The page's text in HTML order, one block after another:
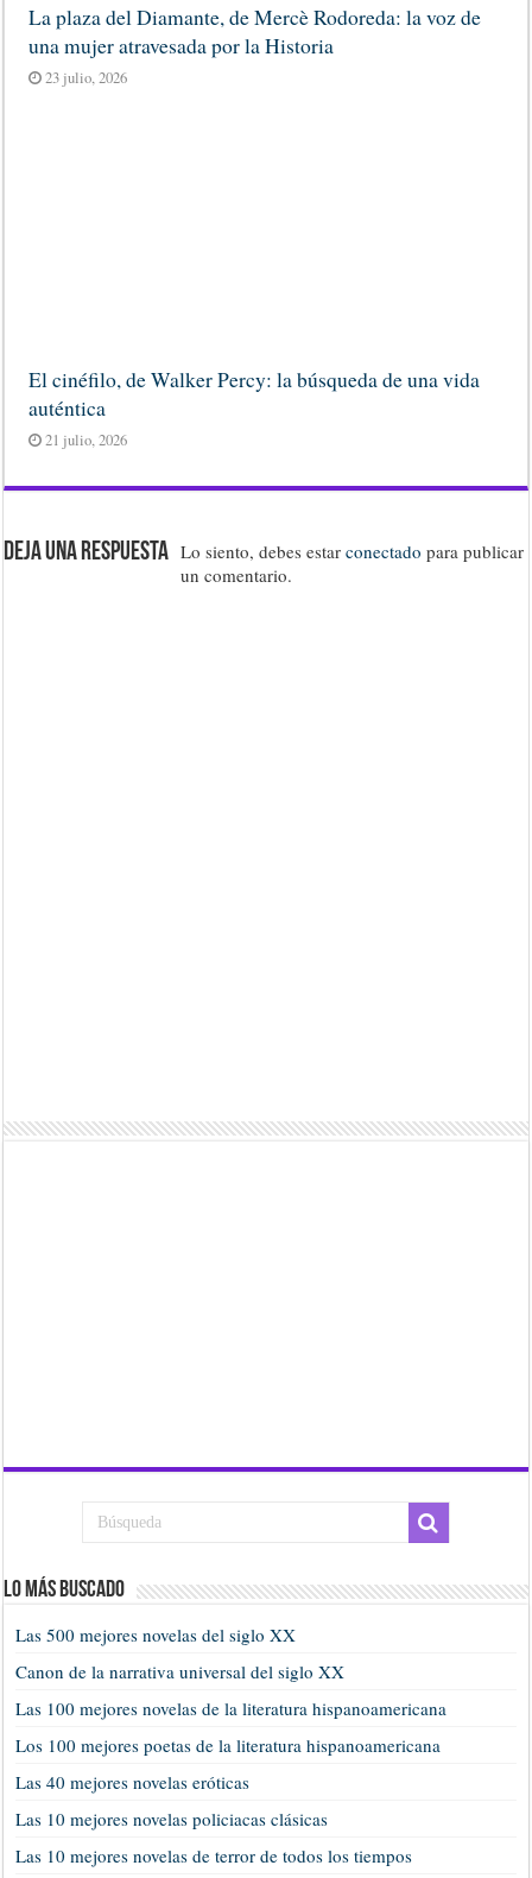
La plaza del Diamante, de Mercè Rodoreda: la voz de
una mujer atravesada por la Historia
23 julio, 2026
El cinéfilo, de Walker Percy: la búsqueda de una vida
auténtica
21 julio, 2026
Deja una respuesta Lo siento, debes estarconectado para publicar
un comentario.
Lo más buscado
Las 500 mejores novelas del siglo XX
Canon de la narrativa universal del siglo XX
Las 100 mejores novelas de la literatura hispanoamericana
Los 100 mejores poetas de la literatura hispanoamericana
Las 40 mejores novelas eróticas
Las 10 mejores novelas policiacas clásicas
Las 10 mejores novelas de terror de todos los tiempos